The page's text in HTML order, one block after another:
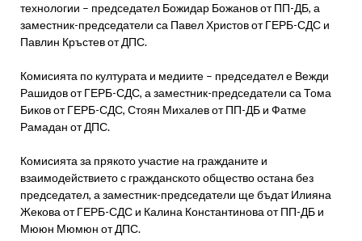
технологии – председател Божидар Божанов от ПП-ДБ, а
заместник-председатели са Павел Христов от ГЕРБ-СДС и
Павлин Кръстев от ДПС.
Комисията по културата и медиите – председател е Вежди
Рашидов от ГЕРБ-СДС, а заместник-председатели са Тома
Биков от ГЕРБ-СДС, Стоян Михалев от ПП-ДБ и Фатме
Рамадан от ДПС.
Комисията за прякото участие на гражданите и
взаимодействието с гражданското общество остана без
председател, а заместник-председатели ще бъдат Илияна
Жекова от ГЕРБ-СДС и Калина Константинова от ПП-ДБ и
Мююн Мюмюн от ДПС.